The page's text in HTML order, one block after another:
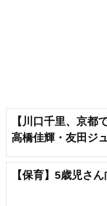
【川口千里、京都
高橋佳輝・友田ジ
【保育】5歳児さ